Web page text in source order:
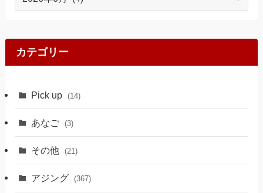
イ
ブ
カテゴリー
Pick up (14)
あなご (3)
その他 (21)
アジング (367)